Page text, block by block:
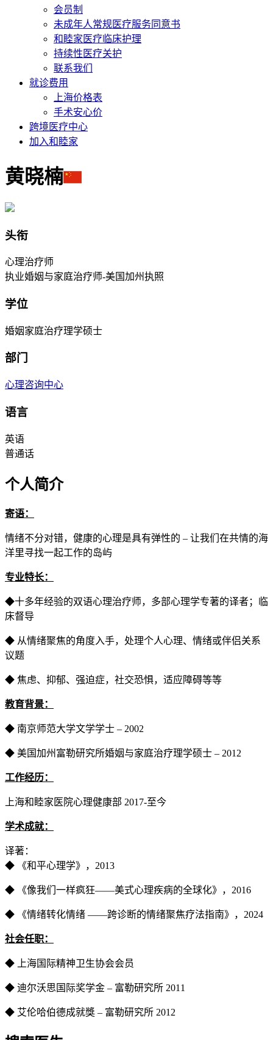
会员制
未成年人常规医疗服务同意书
和睦家医疗临床护理
持续性医疗关护
联系我们
就诊费用
上海价格表
手术安心价
跨境医疗中心
加入和睦家
黄晓楠
头衔
心理治疗师
执业婚姻与家庭治疗师-美国加州执照
学位
婚姻家庭治疗理学硕士
部门
心理咨询中心
语言
英语
普通话
个人简介
寄语：
情绪不分对错，健康的心理是具有弹性的 – 让我们在共情的海
洋里寻找一起工作的岛屿
专业特长：
◆十多年经验的双语心理治疗师，多部心理学专著的译者；临
床督导
◆ 从情绪聚焦的角度入手，处理个人心理、情绪或伴侣关系
议题
◆ 焦虑、抑郁、强迫症，社交恐惧，适应障碍等等
教育背景：
◆ 南京师范大学文学学士 – 2002
◆ 美国加州富勒研究所婚姻与家庭治疗理学硕士 – 2012
工作经历：
上海和睦家医院心理健康部 2017-至今
学术成就：
译著：
◆ 《和平心理学》，2013
◆ 《像我们一样疯狂——美式心理疾病的全球化》，2016
◆ 《情绪转化情绪 ——跨诊断的情绪聚焦疗法指南》，2024
社会任职：
◆ 上海国际精神卫生协会会员
◆ 迪尔沃思国际奖学金 – 富勒研究所 2011
◆ 艾伦哈伯德成就獎 – 富勒研究所 2012